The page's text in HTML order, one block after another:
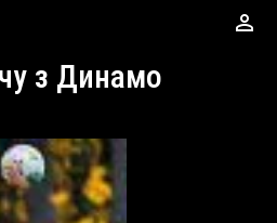
perm_identity
з Динамо